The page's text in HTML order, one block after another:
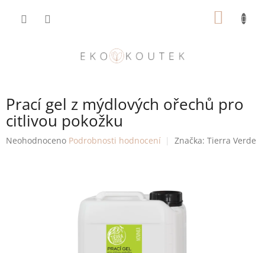
Prací gel z mýdlových ořechů pro
citlivou pokožku
Průměrné
Neohodnoceno Podrobnosti hodnocení Značka: Tierra Verde